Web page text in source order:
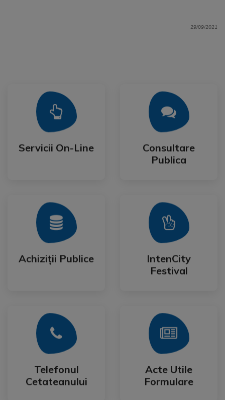
29/09/2021
Servicii On-Line
Servicii On-Line
Mai Mult
Consultare
Publica
Consultare
Publica
Mai Mult
Achiziții Publice
Achiziții Publice
Mai Mult
IntenCity
Festival
IntenCity
Festival
Mai Mult
Telefonul
Cetateanului
Telefonul
Cetateanului
Mai Mult
Acte Utile
Formulare
Acte Utile
Formulare
Mai Mult